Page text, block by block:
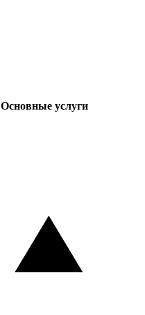
Основные услуги